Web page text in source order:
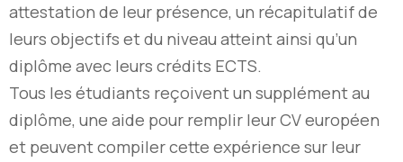
attestation de leur présence, un récapitulatif de
leurs objectifs et du niveau atteint ainsi qu’un
diplôme avec leurs crédits ECTS.
Tous les étudiants reçoivent un supplément au
diplôme, une aide pour remplir leur CV européen
et peuvent compiler cette expérience sur leur